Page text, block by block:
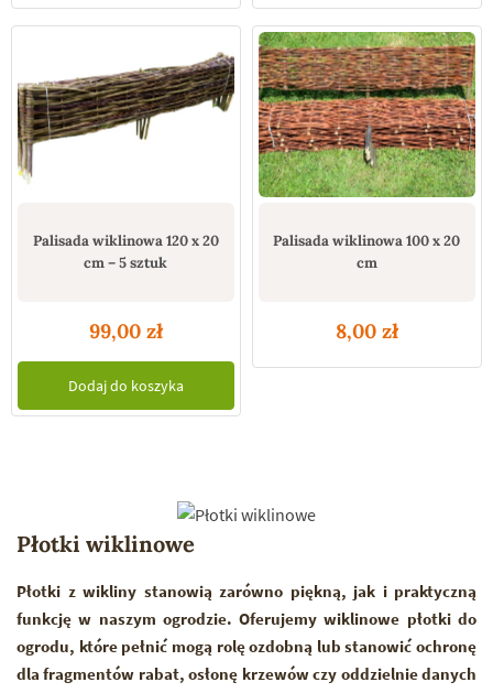
Palisada wiklinowa 120 x 20
cm – 5 sztuk
99,00 zł
Dodaj do koszyka
Palisada wiklinowa 100 x 20
cm
8,00 zł
Płotki wiklinowe
Płotki z wikliny stanowią zarówno piękną, jak i praktyczną
funkcję w naszym ogrodzie. Oferujemy wiklinowe płotki do
ogrodu, które pełnić mogą rolę ozdobną lub stanowić ochronę
dla fragmentów rabat, osłonę krzewów czy oddzielnie danych